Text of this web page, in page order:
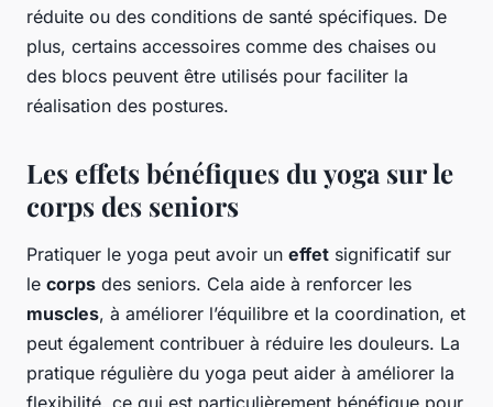
réduite ou des conditions de santé spécifiques. De
plus, certains accessoires comme des chaises ou
des blocs peuvent être utilisés pour faciliter la
réalisation des postures.
Les effets bénéfiques du yoga sur le
corps des seniors
Pratiquer le yoga peut avoir un effet significatif sur
le corps des seniors. Cela aide à renforcer les
muscles, à améliorer l’équilibre et la coordination, et
peut également contribuer à réduire les douleurs. La
pratique régulière du yoga peut aider à améliorer la